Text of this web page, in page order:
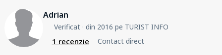
Adrian
Verificat· din 2016 pe TURIST INFO
1 recenzie Contact direct